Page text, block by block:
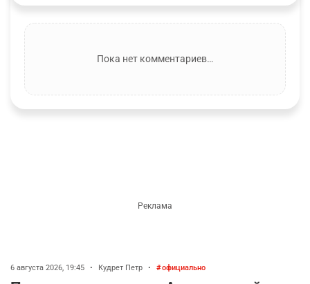
Пока нет комментариев…
6 августа 2026, 19:45 • Кудрет Петр • официально